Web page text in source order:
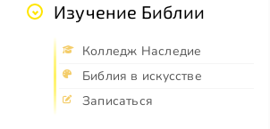
Изучение Библии
Колледж Наследие
Библия в искусстве
Записаться